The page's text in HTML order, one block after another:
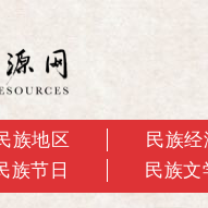
族地区
民族经
族节日 民族文